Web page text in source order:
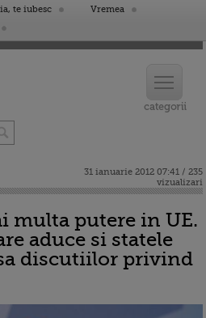
te iubesc
Vremea
31 ianuarie 2012 07:41 / 235
vizualizari
multa putere in UE.
aduce si statele
discutiilor privind